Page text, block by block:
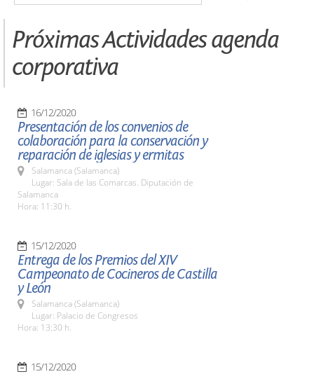
Próximas Actividades agenda
corporativa
16/12/2020
Presentación de los convenios de
colaboración para la conservación y
reparación de iglesias y ermitas
Salamanca (Salamanca)
Lugar: Sala de las Comarcas. Diputación de
Salamanca
Hora: 11:30 h.
15/12/2020
Entrega de los Premios del XIV
Campeonato de Cocineros de Castilla
y León
Salamanca (Salamanca)
Lugar: Palacio de Congresos
Hora: 13:30 h.
15/12/2020